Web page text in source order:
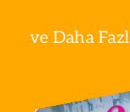
ve Daha